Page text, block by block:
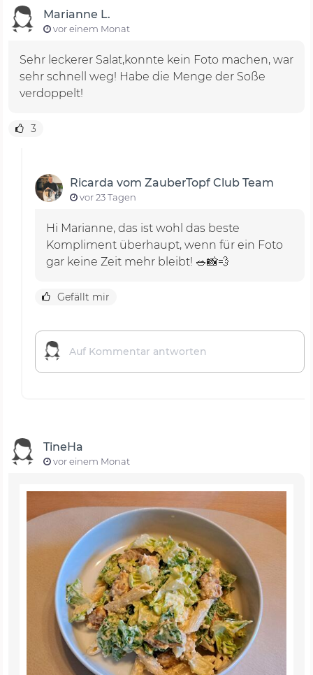
Marianne L.
vor einem Monat
Sehr leckerer Salat,konnte kein Foto machen, war
sehr schnell weg! Habe die Menge der Soße
verdoppelt!
3
Ricarda vom ZauberTopf Club Team
vor 23 Tagen
Hi Marianne, das ist wohl das beste
Kompliment überhaupt, wenn für ein Foto
gar keine Zeit mehr bleibt! 🥗📸💨
Gefällt mir
TineHa
vor einem Monat